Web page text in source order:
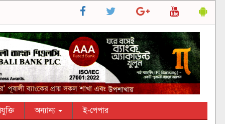
অন্যান্য ই-পেপার